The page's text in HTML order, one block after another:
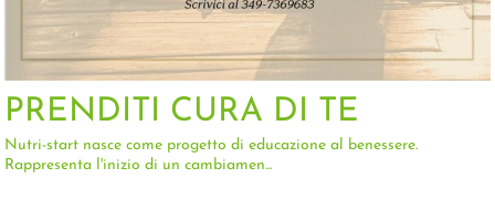
PRENDITI CURA DI TE
Nutri-start nasce come progetto di educazione al benessere.
Rappresenta l'inizio di un cambiamen...